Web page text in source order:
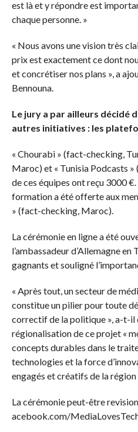
est là et y répondre est
chaque personne. »
« Nous avons une vision très
prix est exactement ce dont
et concrétiser nos plans », a
Bennouna.
Le jury a par ailleurs décidé
autres initiatives : les
« Chourabi » (fact-checking,
Maroc) et « Tunisia Podcasts »
de ces équipes ont reçu 3000
formation a été offerte aux
» (fact-checking, Maroc).
La cérémonie en ligne a été
l’ambassadeur d’Allemagne
gagnants et souligné
« Après tout, un secteur de
constitue un pilier pour toute
correctif de la politique », a-t-il
régionalisation de ce projet «
concepts durables dans le
technologies et la force
engagés et créatifs de la région
La cérémonie peut-être
acebook.com/